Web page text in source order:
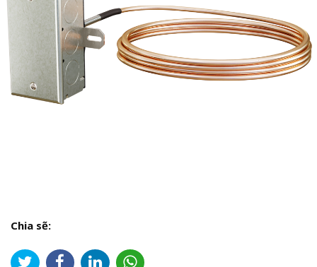
Chia sẽ: